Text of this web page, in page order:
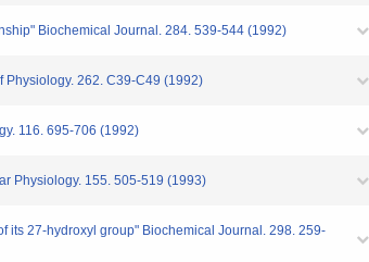
Biochemical Journal. 284. 539-544 (1992)
Physiology. 262. C39-C49 (1992)
116. 695-706 (1992)
Physiology. 155. 505-519 (1993)
its 27-hydroxyl group" Biochemical Journal. 298. 259-